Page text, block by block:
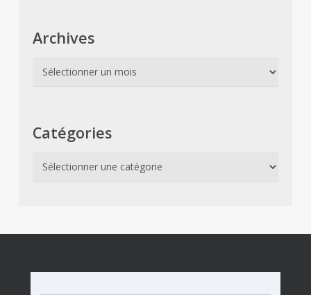
Archives
Archives
Catégories
Catégories